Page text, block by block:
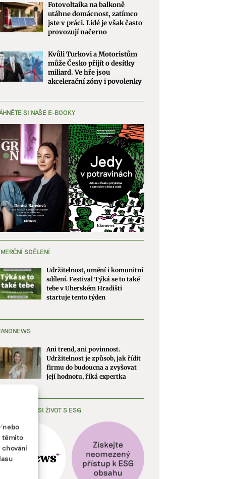
nebo
těmito
chování
Fotovoltaika na balkoně
utáhne domácnost, zatímco
jste v práci. Lidé je však často
provozují načerno
Kvůli Turkovi a Motoristům
může Česko přijít o desítky
miliard. Ve hře jsou
akcelerační zóny i povolenky
SI NAŠE E-BOOKY
SDĚLENÍ
Udržitelnost, umění i komunitní
sdílení. Festival Týká se to také
tebe v Uherském Hradišti
startuje tento týden
Ani trend, ani povinnost.
Udržitelnost je způsob, jak řídit
firmu do budoucna a zvyšovat
její hodnotu, říká expertka
SI ŽIVOT S ESG